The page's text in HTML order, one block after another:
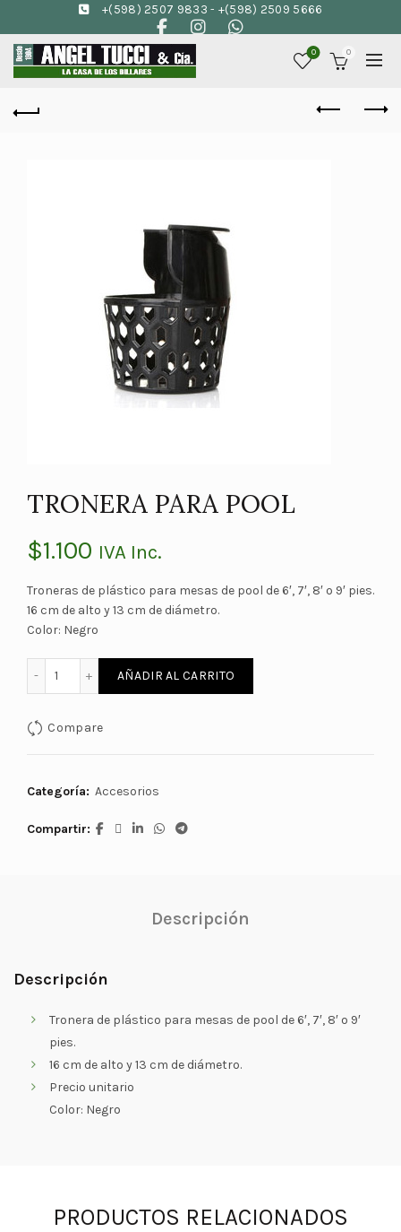
+(598) 2507 9833 - +(598) 2509 5666
0 0
TRONERA PARA POOL
$1.100 IVA Inc.
Troneras de plástico para mesas de pool de 6′, 7′, 8′ o 9′ pies.
16 cm de alto y 13 cm de diámetro.
Color: Negro
TRONERA PARA POOL cantidad
AÑADIR AL CARRITO
Compare
Categoría: Accesorios
Compartir
Descripción
Descripción
Tronera de plástico para mesas de pool de 6′, 7′, 8′ o 9′
pies.
16 cm de alto y 13 cm de diámetro.
Precio unitario
Color: Negro
PRODUCTOS RELACIONADOS